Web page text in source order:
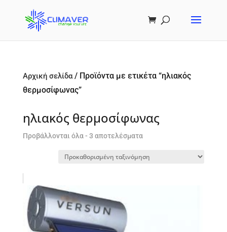
Αρχική σελίδα/ Προϊόντα με ετικέτα “ηλιακός
θερμοσίφωνας”
ηλιακός θερμοσίφωνας
Προβάλλονται όλα - 3 αποτελέσματα